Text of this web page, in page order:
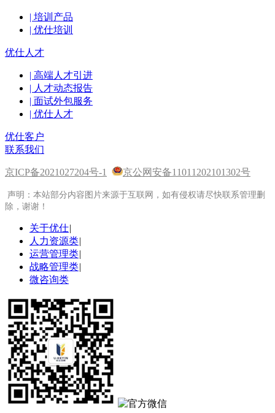
| 培训产品
| 优仕培训
优仕人才
| 高端人才引进
| 人才动态报告
| 面试外包服务
| 优仕人才
优仕客户
联系我们
京ICP备2021027204号-1 京公网安备11011202101302号
声明：本站部分内容图片来源于互联网，如有侵权请尽快联系管理删
除，谢谢！
关于优仕|
人力资源类|
运营管理类|
战略管理类|
微咨询类